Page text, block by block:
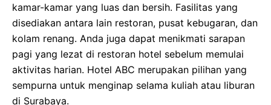
kamar-kamar yang luas dan bersih. Fasilitas yang
disediakan antara lain restoran, pusat kebugaran, dan
kolam renang. Anda juga dapat menikmati sarapan
pagi yang lezat di restoran hotel sebelum memulai
aktivitas harian. Hotel ABC merupakan pilihan yang
sempurna untuk menginap selama kuliah atau liburan
di Surabaya.